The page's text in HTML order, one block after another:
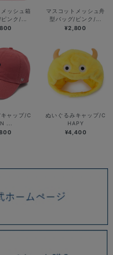
ッシュ箱
ンク/...
マスコットメッシュ舟
型バッグ/ピンク/...
¥2,800
キャップ/C
...
ぬいぐるみキャップ/C
HAPY
¥4,400